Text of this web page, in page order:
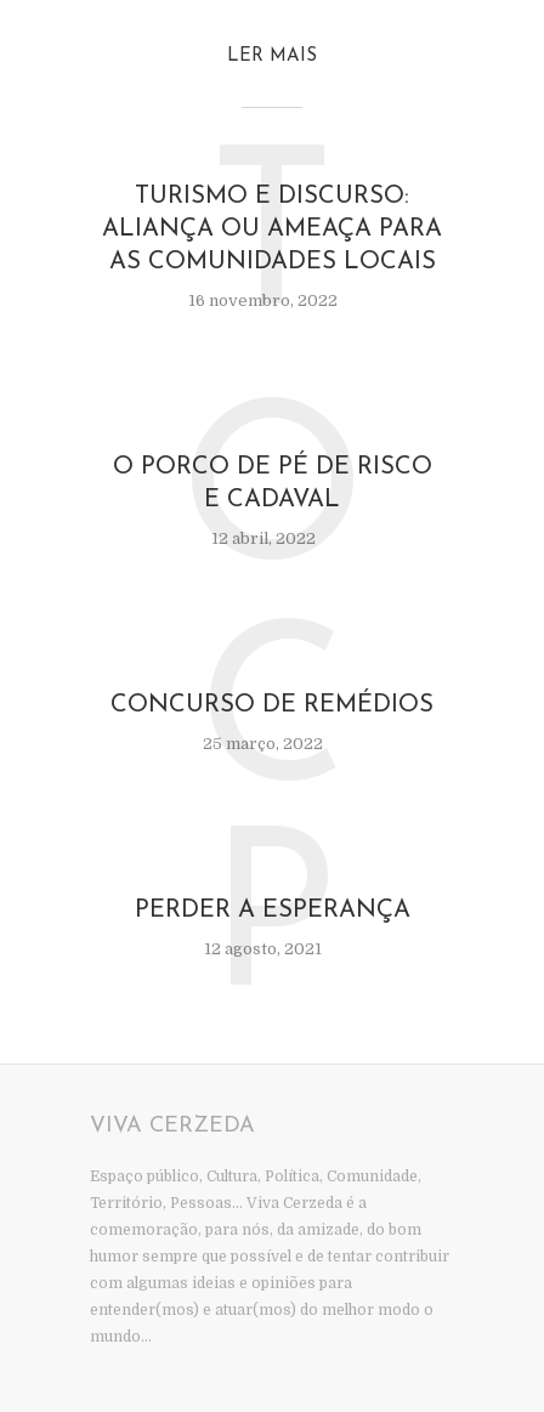
LER MAIS
TURISMO E DISCURSO:
ALIANÇA OU AMEAÇA PARA
AS COMUNIDADES LOCAIS
16 novembro, 2022
T
O PORCO DE PÉ DE RISCO
E CADAVAL
12 abril, 2022
O
CONCURSO DE REMÉDIOS
25 março, 2022
C
PERDER A ESPERANÇA
12 agosto, 2021
P
VIVA CERZEDA
Espaço público, Cultura, Política, Comunidade,
Território, Pessoas… Viva Cerzeda é a
comemoração, para nós, da amizade, do bom
humor sempre que possível e de tentar contribuir
com algumas ideias e opiniões para
entender(mos) e atuar(mos) do melhor modo o
mundo…